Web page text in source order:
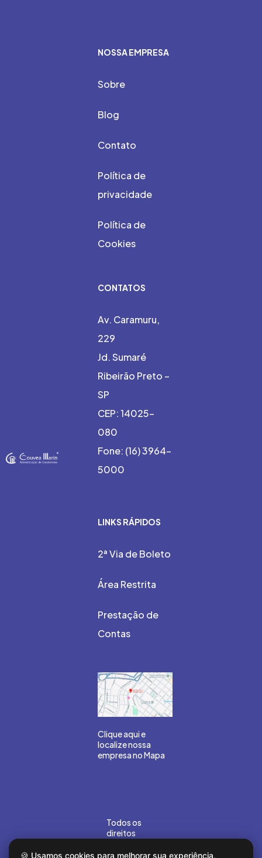
NOSSA EMPRESA
Sobre
Blog
Contato
Política de
privacidade
Política de
Cookies
CONTATOS
Av. Caramuru,
229
Jd. Sumaré
Ribeirão Preto –
SP
CEP: 14025-
080
Fone: (16) 3964-
5000
LINKS RÁPIDOS
2ª Via de Boleto
Área Restrita
Prestação de
Contas
Clique aqui e
localize nossa
empresa no Mapa
🍪 Usamos cookies para melhorar sua experiência,
Todos os
direitos
©Gouvea